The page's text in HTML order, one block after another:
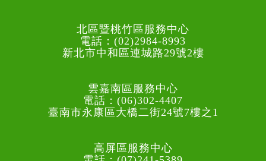
北區暨桃竹區服務中心
電話：(02)2984-8993
新北市中和區連城路29號2樓
雲嘉南區服務中心
電話：(06)302-4407
臺南市永康區大橋二街24號7樓之1
高屏區服務中心